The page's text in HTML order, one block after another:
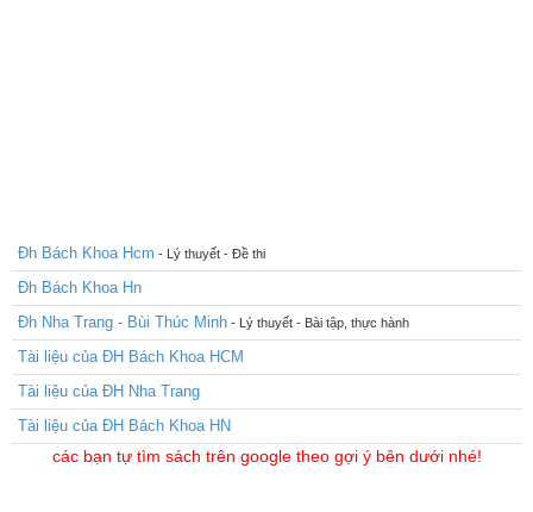
Đh Bách Khoa Hcm - Lý thuyết - Đề thi
Đh Bách Khoa Hn
Đh Nha Trang - Bùi Thúc Minh - Lý thuyết - Bài tập, thực hành
Tài liệu của ĐH Bách Khoa HCM
Tài liệu của ĐH Nha Trang
Tài liệu của ĐH Bách Khoa HN
các bạn tự tìm sách trên google theo gợi ý bên dưới nhé!